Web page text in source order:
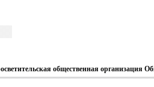
общественная организация